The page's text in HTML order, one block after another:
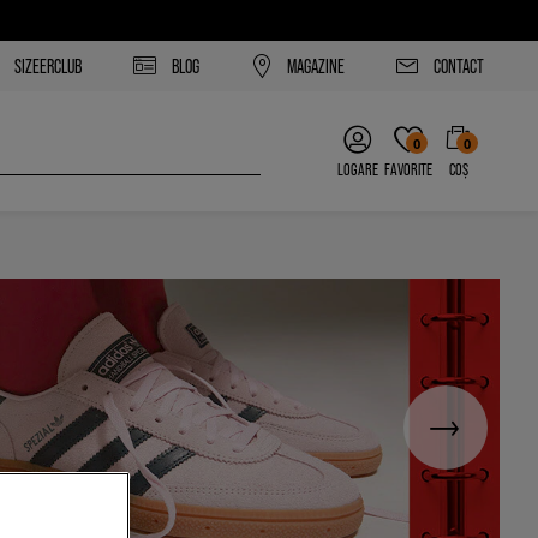
SIZEERCLUB BLOG MAGAZINE CONTACT
LOGARE
0
FAVORITE
0
COȘ